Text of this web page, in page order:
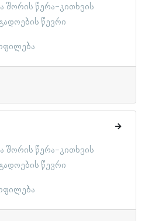
შორის წერა-კითხვის
წევრი
შორის წერა-კითხვის
წევრი